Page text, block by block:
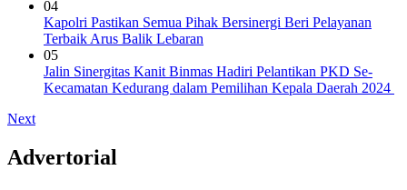
04
Kapolri Pastikan Semua Pihak Bersinergi Beri Pelayanan
Terbaik Arus Balik Lebaran
05
Jalin Sinergitas Kanit Binmas Hadiri Pelantikan PKD Se-
Kecamatan Kedurang dalam Pemilihan Kepala Daerah 2024
Next
Advertorial